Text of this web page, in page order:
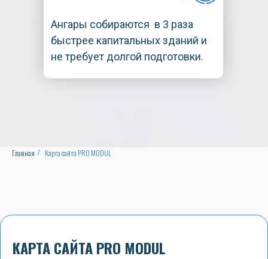
Ангары собираются в 3 раза
быстрее капитальных зданий и
не требует долгой подготовки.
Главная / Карта сайта PRO MODUL
КАРТА САЙТА PRO MODUL